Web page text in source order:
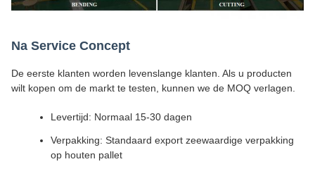
Na Service Concept
De eerste klanten worden levenslange klanten. Als u producten
wilt kopen om de markt te testen, kunnen we de MOQ verlagen.
Levertijd: Normaal 15-30 dagen
Verpakking: Standaard export zeewaardige verpakking
op houten pallet